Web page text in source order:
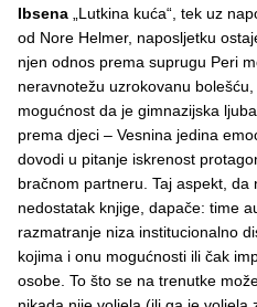
Ibsena „Lutkina kuća“, tek uz
od Nore Helmer, naposljetku
njen odnos prema suprugu Peri
neravnotežu uzrokovanu
mogućnost da je gimnazijska
prema djeci – Vesnina jedina
dovodi u pitanje iskrenost
bračnom partneru. Taj aspekt,
nedostatak knjige, dapače: time
razmatranje niza institucionalno
kojima i onu mogućnosti ili čak
osobe. To što se na trenutke